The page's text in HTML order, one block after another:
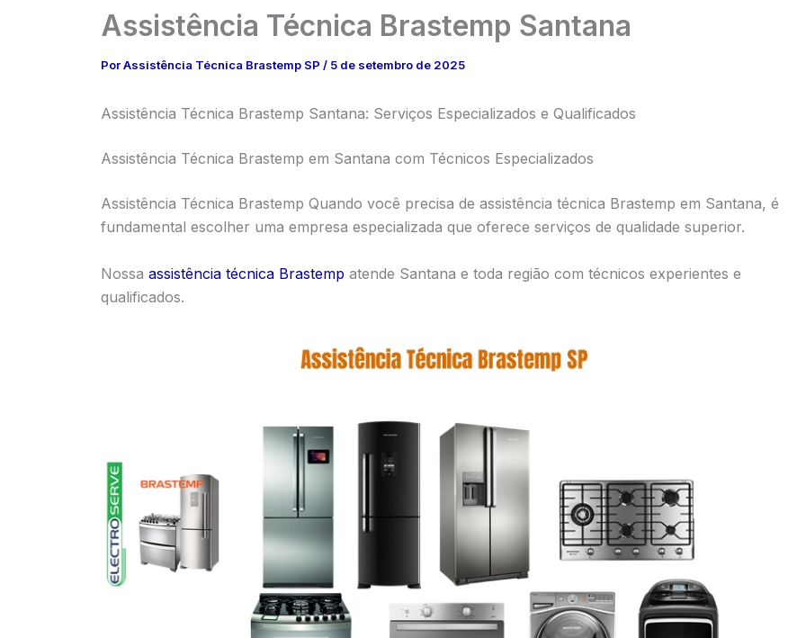
Assistência Técnica Brastemp Santana
PorAssistência Técnica Brastemp SP / 5 de setembro de 2025
Assistência Técnica Brastemp Santana: Serviços Especializados e Qualificados
Assistência Técnica Brastemp em Santana com Técnicos Especializados
Assistência Técnica Brastemp Quando você precisa de assistência técnica Brastemp em Santana, é
fundamental escolher uma empresa especializada que oferece serviços de qualidade superior.
Nossa assistência técnica Brastemp atende Santana e toda região com técnicos experientes e
qualificados.